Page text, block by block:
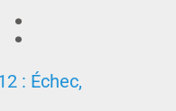
:
: Échec,